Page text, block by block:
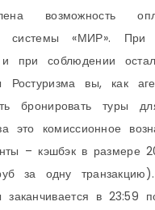
возможность
системы «МИР». При
при соблюдении
Ростуризма вы, как
бронировать туры
это комиссионное
– кэшбэк в размере
за одну
заканчивается в 23:59